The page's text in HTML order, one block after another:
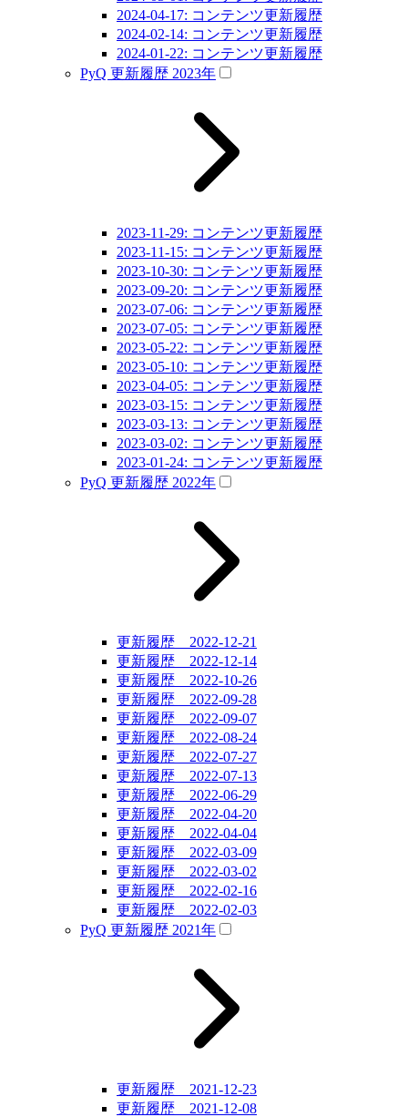
2024-04-17: コンテンツ更新履歴
2024-02-14: コンテンツ更新履歴
2024-01-22: コンテンツ更新履歴
PyQ 更新履歴 2023年
2023-11-29: コンテンツ更新履歴
2023-11-15: コンテンツ更新履歴
2023-10-30: コンテンツ更新履歴
2023-09-20: コンテンツ更新履歴
2023-07-06: コンテンツ更新履歴
2023-07-05: コンテンツ更新履歴
2023-05-22: コンテンツ更新履歴
2023-05-10: コンテンツ更新履歴
2023-04-05: コンテンツ更新履歴
2023-03-15: コンテンツ更新履歴
2023-03-13: コンテンツ更新履歴
2023-03-02: コンテンツ更新履歴
2023-01-24: コンテンツ更新履歴
PyQ 更新履歴 2022年
更新履歴 2022-12-21
更新履歴 2022-12-14
更新履歴 2022-10-26
更新履歴 2022-09-28
更新履歴 2022-09-07
更新履歴 2022-08-24
更新履歴 2022-07-27
更新履歴 2022-07-13
更新履歴 2022-06-29
更新履歴 2022-04-20
更新履歴 2022-04-04
更新履歴 2022-03-09
更新履歴 2022-03-02
更新履歴 2022-02-16
更新履歴 2022-02-03
PyQ 更新履歴 2021年
更新履歴 2021-12-23
更新履歴 2021-12-08